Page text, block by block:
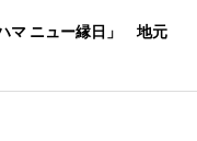
マ ニュー縁日」 地元